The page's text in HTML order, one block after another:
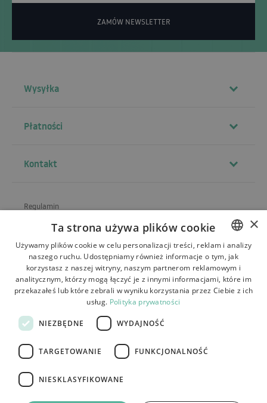
ZAMÓW NEWSLETTER
Wysyłka
Płatności
Kontakt
Regulamin
Wysyłka
Zwroty i reklamacje
Kontakt
POLISH
BULGARIAN
×
Ta strona używa plików cookie
Używamy plików cookie w celu personalizacji treści, reklam i analizy
naszego ruchu. Udostępniamy również informacje o tym, jak
korzystasz z naszej witryny, naszym partnerom reklamowym i
analitycznym, którzy mogą łączyć je z innymi informacjami, które im
przekazałeś lub które zebrali w wyniku korzystania przez Ciebie z ich
usług. Polityka prywatności
NIEZBĘDNE WYDAJNOŚĆ
TARGETOWANIE FUNKCJONALNOŚĆ
NIESKLASYFIKOWANE